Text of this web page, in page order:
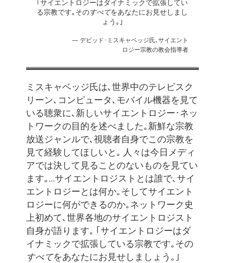
｢サイエントロジーはダイナミックで拡張してい
る宗教です｡そのすべてをあなたにお見せしまし
ょう｡｣
デビッド･ミスキャベッジ氏､サイエント
ロジー宗教の教会指導者
ミスキャベッジ氏は､世界中のテレビスク
リーン､コンピュータ､モバイル機器を見て
いる聴衆に､新しいサイエントロジー･ネッ
トワークの目的を述べました｡新鮮な宗教
放送ジャンルで､視聴者自身でこの宗教を
見て経験してほしいと｡ 人々は今日メディ
アでは決して見ることのないものを見てい
ます｡...サイエントロジストとは誰で､サイ
エントロジーとは何か｡そしてサイエント
ロジーに何ができるのか｡ネットワーク史
上初めて､世界各地のサイエントロジスト
自身が語ります｡ ｢サイエントロジーはダ
イナミックで拡張している宗教です｡その
すべてをあなたにお見せしましょう｡｣